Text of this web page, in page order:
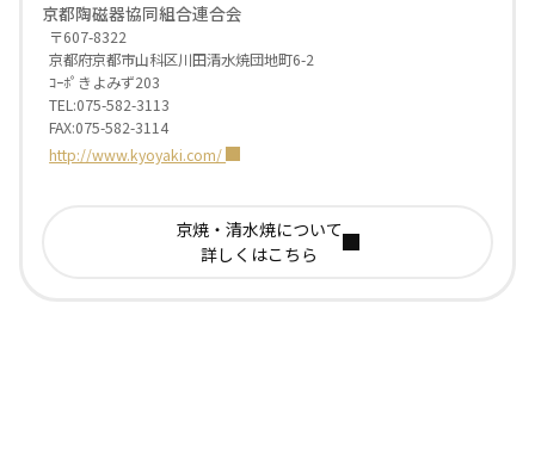
京都陶磁器協同組合連合会
〒607-8322
京都府京都市山科区川田清水焼団地町6-2
ｺｰﾎﾟきよみず203
TEL:075-582-3113
FAX:075-582-3114
http://www.kyoyaki.com/
京焼・清水焼について
詳しくはこちら